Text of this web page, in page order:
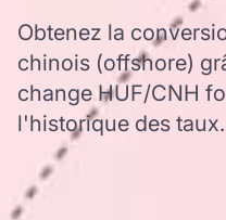
Obtenez la
chinois (offshore)
change HUF/CNH
l'historique des taux.